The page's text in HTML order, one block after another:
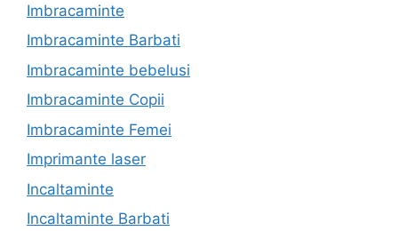
Imbracaminte
Imbracaminte Barbati
Imbracaminte bebelusi
Imbracaminte Copii
Imbracaminte Femei
Imprimante laser
Incaltaminte
Incaltaminte Barbati